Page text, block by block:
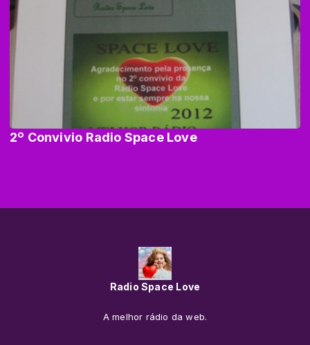
2º Convivio Radio Space Love
Radio Space Love
A melhor rádio da web.